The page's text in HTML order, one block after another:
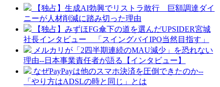
【独占】生成AI勃興でリストラ敢行 巨額調達ダイ
ニーが人材削減に踏み切った理由
【独占】みずほFG傘下の道を選んだUPSIDER宮城
社長インタビュー 「スイングバイIPO当然目指す」
メルカリが「2四半期連続のMAU減少」を恐れない
理由--日本事業責任者が語る【インタビュー】
なぜPayPayは他のスマホ決済を圧倒できたのか--
「やり方はADSLの時と同じ」とは